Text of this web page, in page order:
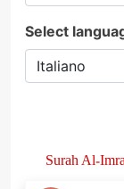
Select
Surah Al-